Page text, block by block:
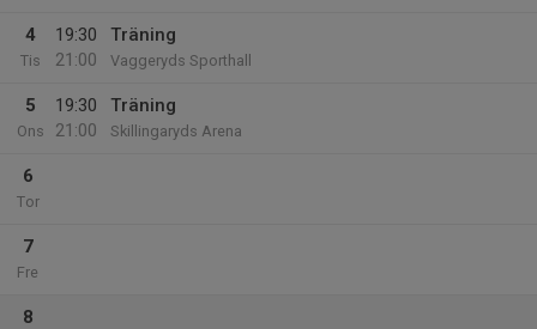
4
Tis
19:30
21:00
Träning
Vaggeryds Sporthall
5
Ons
19:30
21:00
Träning
Skillingaryds Arena
6
Tor
7
Fre
8